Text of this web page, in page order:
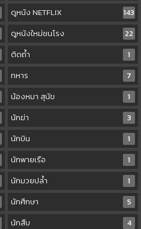
ดูหนัง NETFLIX
143
ดูหนังใหม่ชนโรง
22
ติดถ้ำ
1
ทหาร
7
น้องหมา สุนัข
1
นักฆ่า
3
นักบิน
1
นักพายเรือ
1
นักมวยปล้ำ
1
นักศึกษา
5
นักสืบ
4